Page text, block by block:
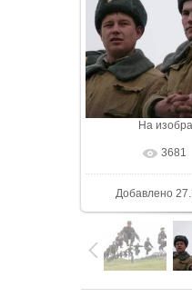
На
В реальном
3681
Добавлено